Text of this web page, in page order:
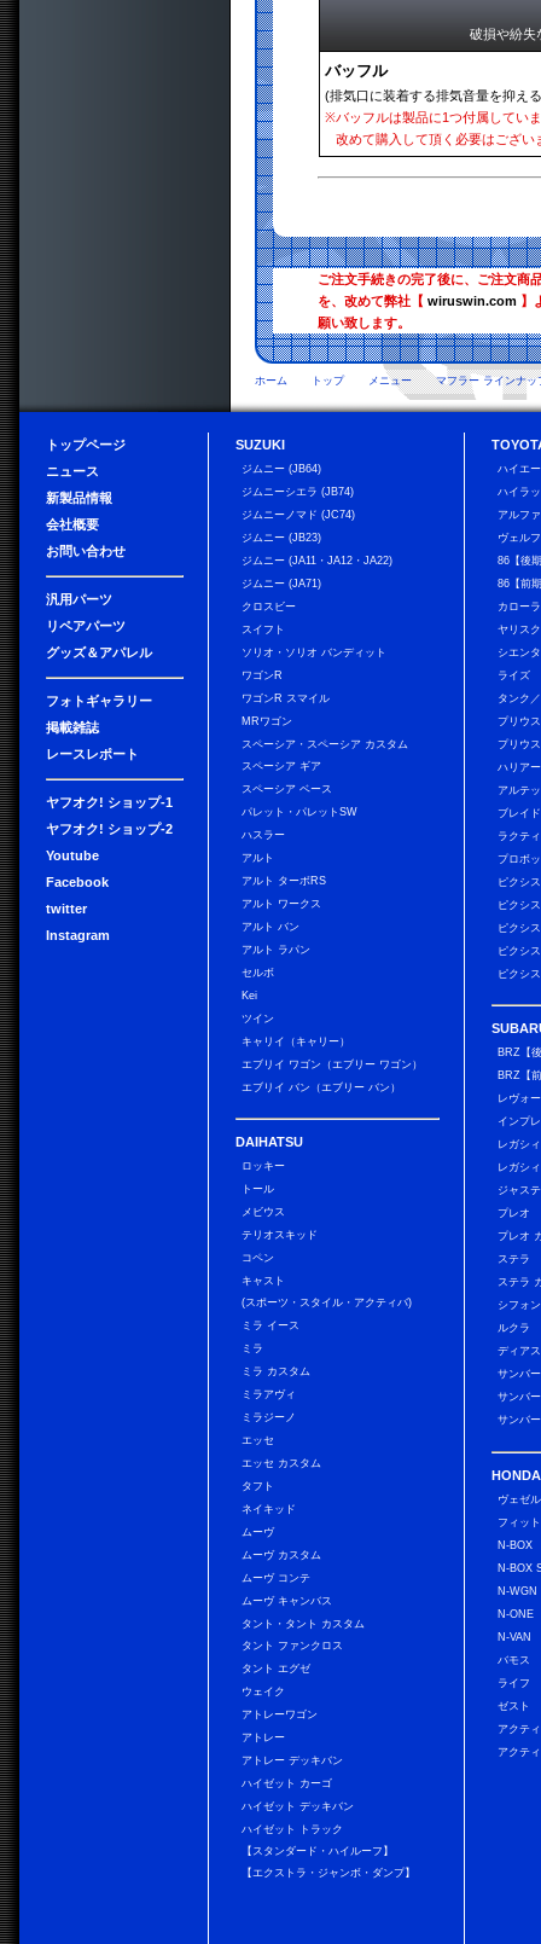
破損や紛失
バッフル
(排気口に装着する排気音量を抑え
※バッフルは製品に1つ付属してい
改めて購入して頂く必要はござい
ご注文手続きの完了後に、ご注文商
を、改めて弊社【wiruswin.com 】
願い致します。
ホーム トップ メニュー マフラー ラインナッ
トップページ
ニュース
新製品情報
会社概要
お問い合わせ
汎用パーツ
リペアパーツ
グッズ＆アパレル
フォトギャラリー
掲載雑誌
レースレポート
ヤフオク! ショップ-1
ヤフオク! ショップ-2
Youtube
Facebook
twitter
Instagram
SUZUKI
ジムニー (JB64)
ジムニーシエラ (JB74)
ジムニーノマド (JC74)
ジムニー (JB23)
ジムニー (JA11・JA12・JA22)
ジムニー (JA71)
クロスビー
スイフト
ソリオ・ソリオ バンディット
ワゴンR
ワゴンR スマイル
MRワゴン
スペーシア・スペーシア カスタム
スペーシア ギア
スペーシア ベース
パレット・パレットSW
ハスラー
アルト
アルト ターボRS
アルト ワークス
アルト バン
アルト ラパン
セルボ
Kei
ツイン
キャリイ（キャリー）
エブリイ ワゴン（エブリー ワゴン）
エブリイ バン（エブリー バン）
DAIHATSU
ロッキー
トール
メビウス
テリオスキッド
コペン
キャスト
(スポーツ・スタイル・アクティバ)
ミラ イース
ミラ
ミラ カスタム
ミラアヴィ
ミラジーノ
エッセ
エッセ カスタム
タフト
ネイキッド
ムーヴ
ムーヴ カスタム
ムーヴ コンテ
ムーヴ キャンバス
タント・タント カスタム
タント ファンクロス
タント エグゼ
ウェイク
アトレーワゴン
アトレー
アトレー デッキバン
ハイゼット カーゴ
ハイゼット デッキバン
ハイゼット トラック
【スタンダード・ハイルーフ】
【エクストラ・ジャンボ・ダンプ】
ハイエ
ハイラ
アルフ
ヴェル
86【後
86【前
カロー
ヤリス
シエンタ
ライズ
タンク
プリウス
プリウ
ハリアー
アルテ
ブレイド
ラクテ
プロボ
ピクシ
ピクシ
ピクシ
ピクシ
ピクシ
BRZ【
BRZ【
レヴォ
インプ
レガシ
レガシ
ジャス
プレオ
プレオ
ステラ
ステラ
シフォ
ルクラ
ディア
サンバ
サンバ
サンバ
HONDA
ヴェゼル
フィット
N-BOX
N-BOX
N-WGN
N-ONE
N-VAN
バモス
ライフ
ゼスト
アクテ
アクテ